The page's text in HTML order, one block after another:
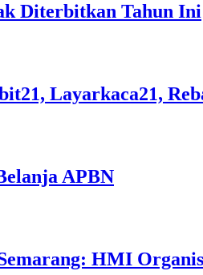
Diterbitkan Tahun Ini
Layarkaca21,
APBN
HMI